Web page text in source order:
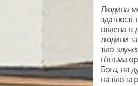
Людина
втілена
людини та
тіло
п’ятьма
Бога, на
на тіло